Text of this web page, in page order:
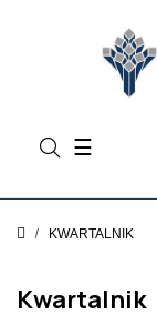
Toggle
☰
KWARTALNIK
Kwartalnik